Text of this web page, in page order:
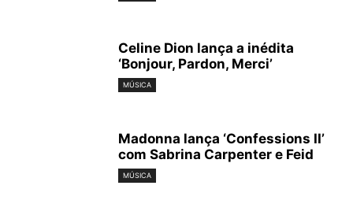
Celine Dion lança a inédita
‘Bonjour, Pardon, Merci’
MÚSICA
Madonna lança ‘Confessions II’
com Sabrina Carpenter e Feid
MÚSICA